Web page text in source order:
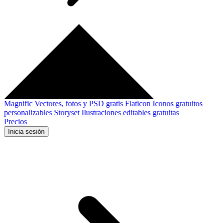
Magnific Vectores, fotos y PSD gratis Flaticon Iconos gratuitos
personalizables Storyset Ilustraciones editables gratuitas
Precios
Inicia sesión